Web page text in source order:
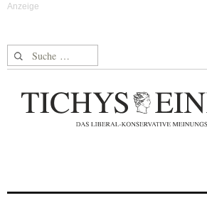
Suche nach: